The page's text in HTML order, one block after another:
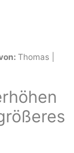
Thomas